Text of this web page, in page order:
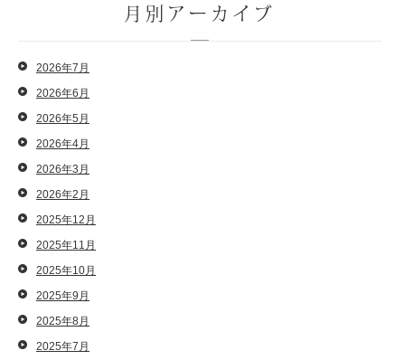
月別アーカイブ
2026年7月
2026年6月
2026年5月
2026年4月
2026年3月
2026年2月
2025年12月
2025年11月
2025年10月
2025年9月
2025年8月
2025年7月